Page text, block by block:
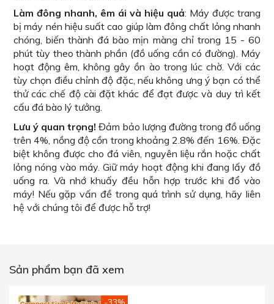
Làm đông nhanh, êm ái và hiệu quả: Máy được trang
bị máy nén hiệu suất cao giúp làm đông chất lỏng nhanh
chóng, biến thành đá bào mịn màng chỉ trong 15 - 60
phút tùy theo thành phần (đồ uống cần có đường). Máy
hoạt động êm, không gây ồn ào trong lúc chờ. Với các
tùy chọn điều chỉnh độ đặc, nếu không ưng ý bạn có thể
thử các chế độ cài đặt khác để đạt được và duy trì kết
cấu đá bào lý tưởng.
Lưu ý quan trọng! Đảm bảo lượng đường trong đồ uống
trên 4%, nồng độ cồn trong khoảng 2.8% đến 16%. Đặc
biệt không được cho đá viên, nguyên liệu rắn hoặc chất
lỏng nóng vào máy. Giữ máy hoạt động khi đang lấy đồ
uống ra. Và nhớ khuấy đều hỗn hợp trước khi đổ vào
máy! Nếu gặp vấn đề trong quá trình sử dụng, hãy liên
hệ với chúng tôi để được hỗ trợ!
Sản phẩm bạn đã xem